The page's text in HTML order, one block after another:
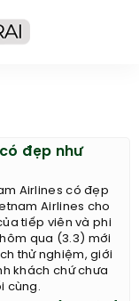
đẹp như
Airlines có đẹp
Airlines cho
tiếp viên và phi
qua (3.3) mới
thử nghiệm, giới
khách chứ chưa
cùng.